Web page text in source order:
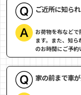
ご近所に知ら
お荷物を布などで
ます。また、知
のお時間にご予約
家の前まで車